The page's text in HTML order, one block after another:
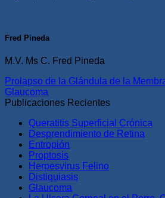
Fred Pineda
M.V. Ms C. Fred Pineda
Prolapso de la Glándula de la
Glaucoma
Publicaciones Recientes
Queratitis Superficial Crónica
Desprendimiento de Retina
Entropión
Proptosis
Herpesvirus Felino
Distiquiasis
Glaucoma